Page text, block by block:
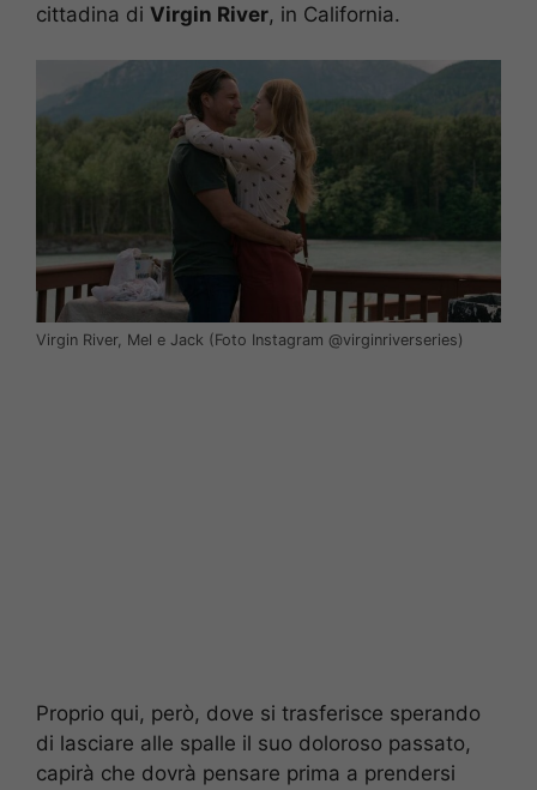
cittadina di Virgin River, in California.
Virgin River, Mel e Jack (Foto Instagram @virginriverseries)
Proprio qui, però, dove si trasferisce sperando
di lasciare alle spalle il suo doloroso passato,
capirà che dovrà pensare prima a prendersi